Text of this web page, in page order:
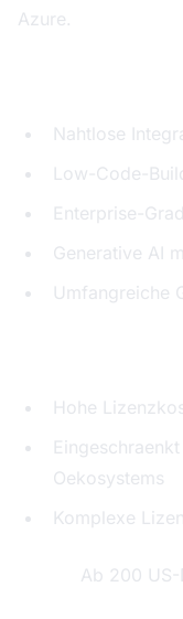
Azure.
Nahtlose
Low-Code-
Enterprise-
Generative AI
Umfangreiche
Hohe
Oekosystems
Komplexe
Ab 200